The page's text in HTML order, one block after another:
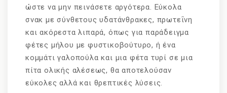
ώστε να μην πεινάσετε αργότερα. Εύκολα
σνακ με σύνθετους υδατάνθρακες, πρωτεΐνη
και ακόρεστα λιπαρά, όπως για παράδειγμα
φέτες μήλου με φυστικοβούτυρο, ή ένα
κομμάτι γαλοπούλα και μια φέτα τυρί σε μια
πίτα ολικής αλέσεως, θα αποτελούσαν
εύκολες αλλά και θρεπτικές λύσεις.